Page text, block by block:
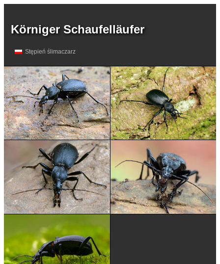
Körniger Schaufelläufer
Stępień ślimaczarz